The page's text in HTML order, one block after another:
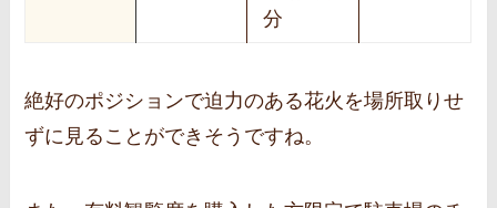
分
絶好のポジションで迫力のある花火を場所取りせ
ずに見ることができそうですね。